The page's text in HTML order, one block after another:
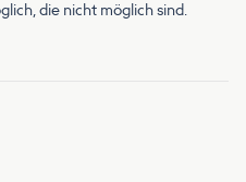
die nicht möglich sind.